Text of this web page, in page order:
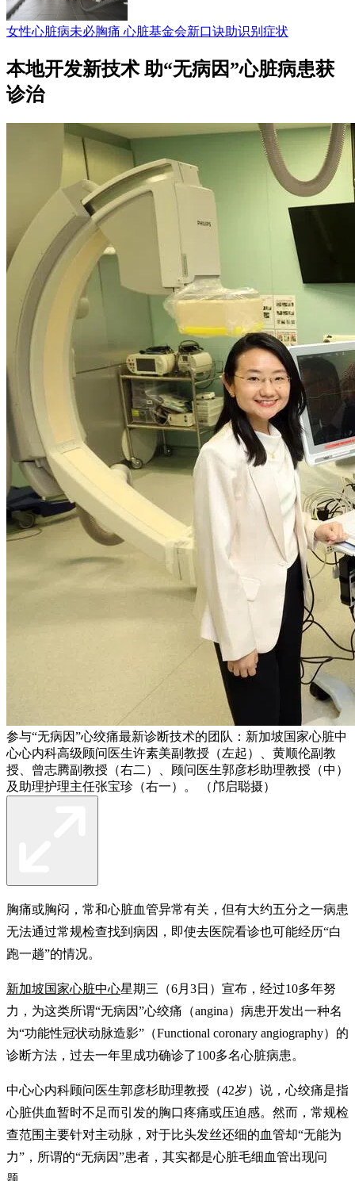
女性心脏病未必胸痛 心脏基金会新口诀助识别症状
本地开发新技术 助“无病因”心脏病患获
诊治
参与“无病因”心绞痛最新诊断技术的团队：新加坡国家心脏中
心心内科高级顾问医生许素美副教授（左起）、黄顺伦副教
授、曾志腾副教授（右二）、顾问医生郭彦杉助理教授（中）
及助理护理主任张宝珍（右一）。 （邝启聪摄）
胸痛或胸闷，常和心脏血管异常有关，但有大约五分之一病患
无法通过常规检查找到病因，即使去医院看诊也可能经历“白
跑一趟”的情况。
新加坡国家心脏中心星期三（6月3日）宣布，经过10多年努
力，为这类所谓“无病因”心绞痛（angina）病患开发出一种名
为“功能性冠状动脉造影”（Functional coronary angiography）的
诊断方法，过去一年里成功确诊了100多名心脏病患。
中心心内科顾问医生郭彦杉助理教授（42岁）说，心绞痛是指
心脏供血暂时不足而引发的胸口疼痛或压迫感。然而，常规检
查范围主要针对主动脉，对于比头发丝还细的血管却“无能为
力”，所谓的“无病因”患者，其实都是心脏毛细血管出现问